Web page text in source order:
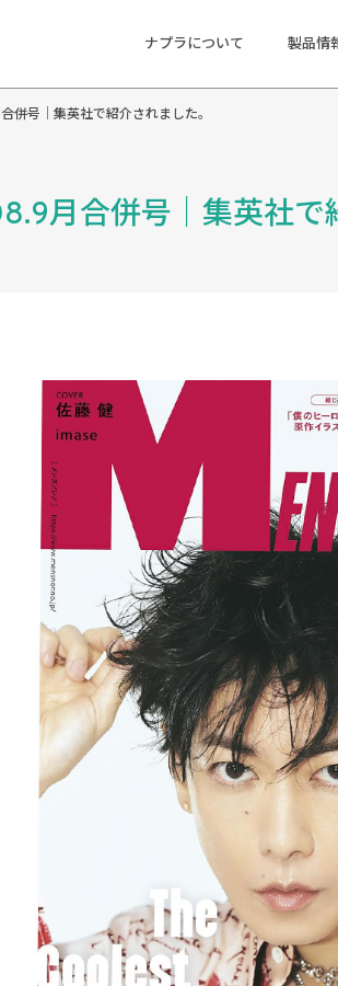
ナプラについて 製品情
月合併号｜集英社で
併号｜集英社で紹介されました。